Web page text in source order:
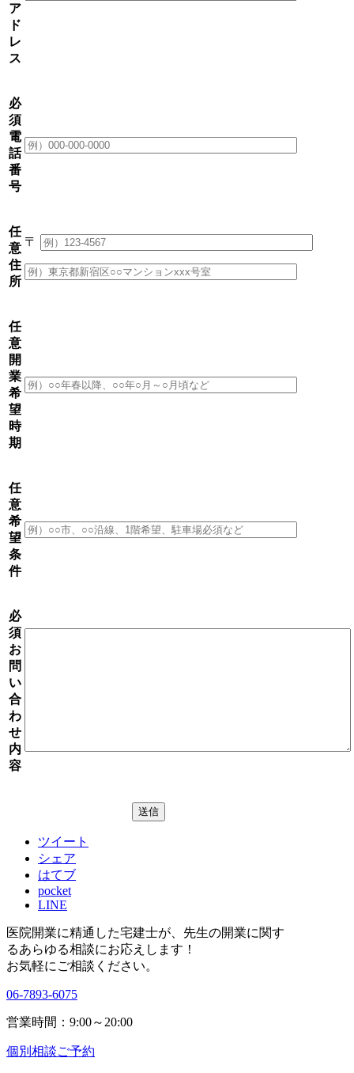
ア
ド
レ
ス
必
須
電
話
番
号
任
意
住
所
〒
任
意
開
業
希
望
時
期
任
意
希
望
条
件
必
須
お
問
い
合
わ
せ
内
容
ツイート
シェア
はてブ
pocket
LINE
医院開業に精通した宅建士が、 先生の開業に関す
るあらゆる相談にお応えします！
お気軽にご相談ください。
06-7893-6075
営業時間：9:00～20:00
個別相談ご予約